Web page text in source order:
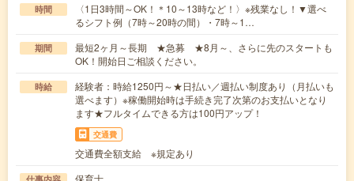
時間
〈1日3時間～OK！＊10～13時など！〉※残業なし！▼選べ
るシフト例（7時～20時の間）・7時～1…
期間
最短2ヶ月～長期 ★急募 ★8月～、さらに先のスタートも
OK！開始日ご相談ください。
時給
経験者：時給1250円～★日払い／週払い制度あり（月払いも
選べます）※稼働開始時は手続き完了次第のお支払いとなり
ます★フルタイムできる方は100円アップ！
交通費
交通費全額支給 ※規定あり
保育士